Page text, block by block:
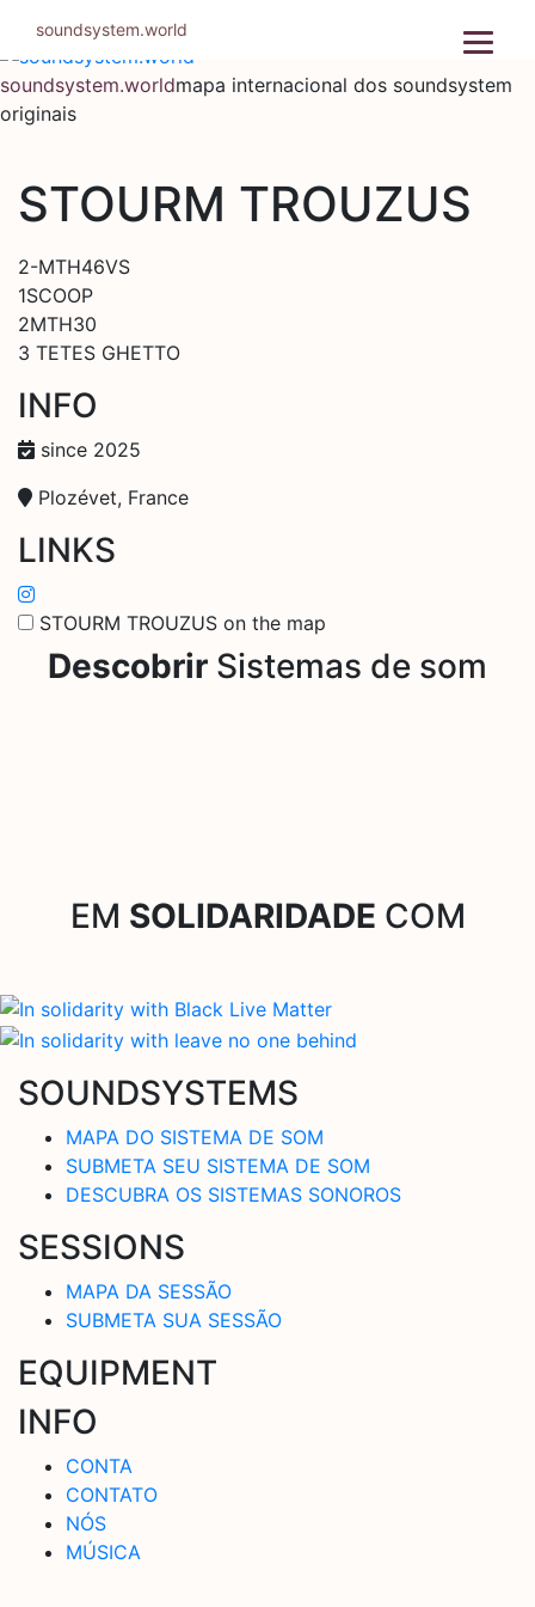
para
conteúdo
soundsystem.worldmapa internacional dos soundsystem
originais
STOURM TROUZUS
2-MTH46VS
1SCOOP
2MTH30
3 TETES GHETTO
INFO
since 2025
Plozévet, France
LINKS
STOURM TROUZUS on the map
Descobrir Sistemas de som
EM SOLIDARIDADE COM
SOUNDSYSTEMS
MAPA DO SISTEMA DE SOM
SUBMETA SEU SISTEMA DE SOM
DESCUBRA OS SISTEMAS SONOROS
SESSIONS
MAPA DA SESSÃO
SUBMETA SUA SESSÃO
EQUIPMENT
INFO
CONTA
CONTATO
NÓS
MÚSICA
soundsystem.world